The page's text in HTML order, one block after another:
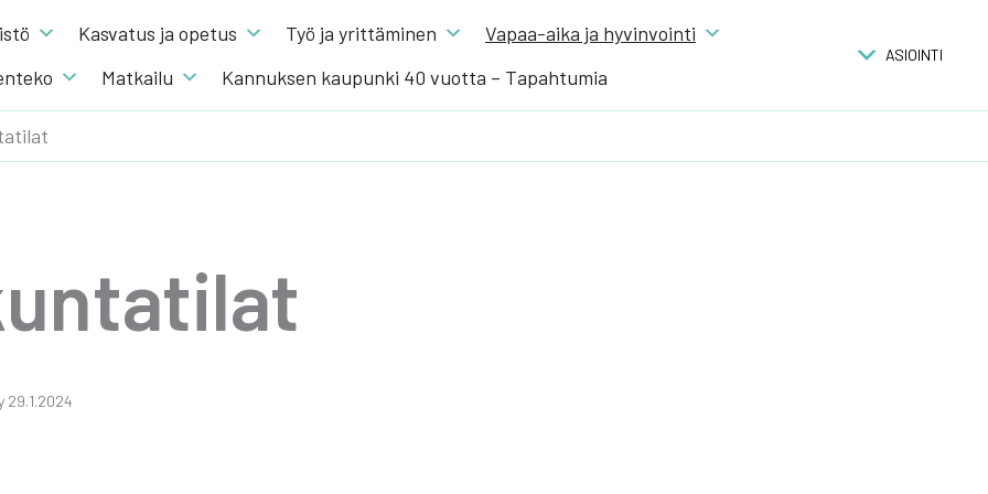
Kas­va­tus ja ope­tus Työ ja yrit­tä­mi­nen
Vapaa-aika ja hyvinvointi
Mat­kai­lu Kannuksen kaupunki 40 vuotta – Tapahtumia
ASIOINTI
29.1.2024